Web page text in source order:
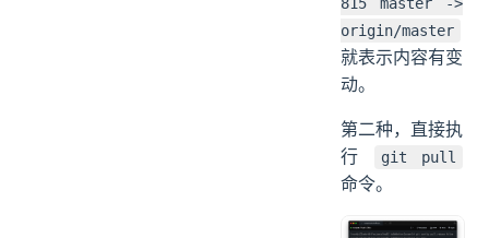
9909f82..7f4b
815 master ->
origin/master
就表示内容有变
动。
第二种，直接执
行 git pull